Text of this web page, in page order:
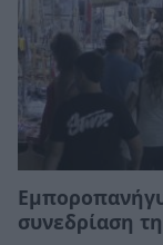
συνεδρίαση